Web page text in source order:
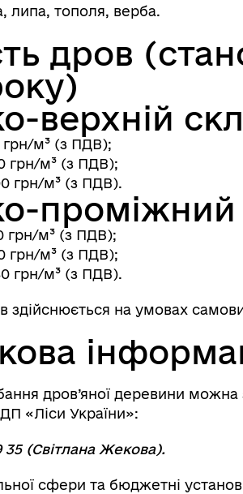
липа, тополя, верба.
дров
верхній
грн/м³ (з ПДВ);
грн/м³ (з ПДВ);
грн/м³ (з ПДВ).
проміжний
грн/м³ (з ПДВ);
грн/м³ (з ПДВ);
грн/м³ (з ПДВ).
здійснюється на умовах
дров’яної деревини можна
«Ліси України»:
35 (Світлана Жекова).
сфери та бюджетні